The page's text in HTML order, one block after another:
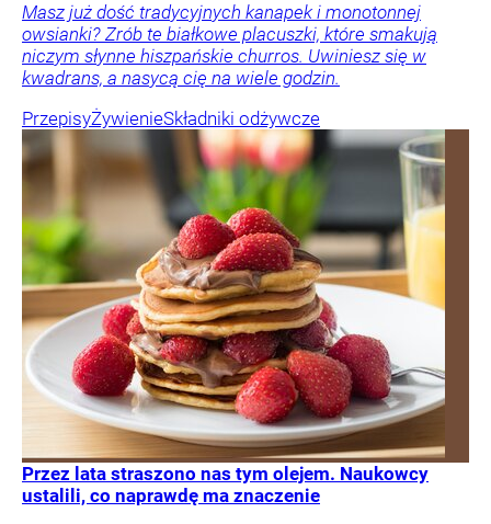
Masz już dość tradycyjnych kanapek i monotonnej
owsianki? Zrób te białkowe placuszki, które smakują
niczym słynne hiszpańskie churros. Uwiniesz się w
kwadrans, a nasycą cię na wiele godzin.
PrzepisyŻywienieSkładniki odżywcze
Przez lata straszono nas tym olejem. Naukowcy
ustalili, co naprawdę ma znaczenie